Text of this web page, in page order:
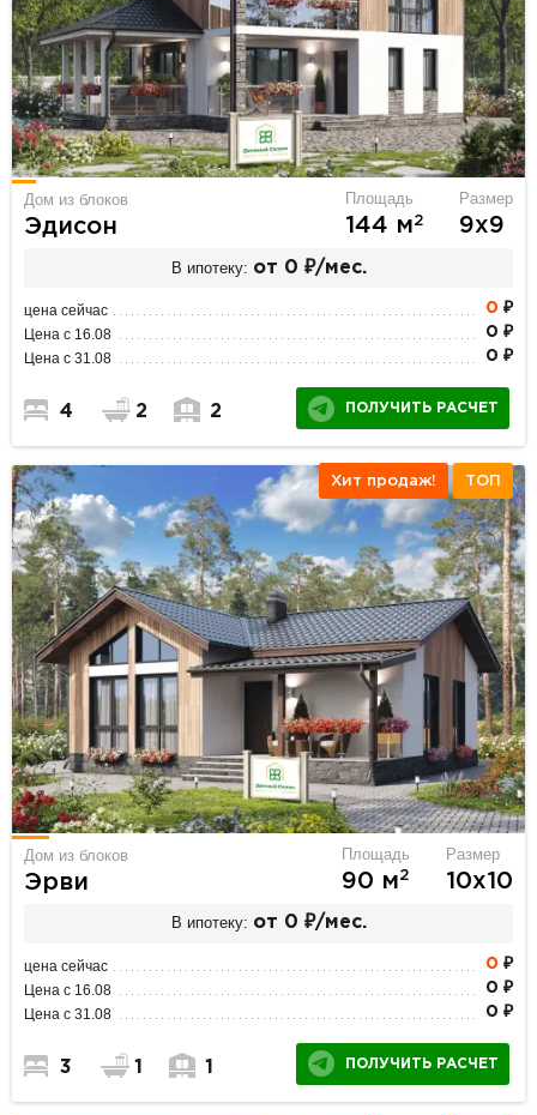
Дом из блоков
Эдисон
Площадь
144 м2
Размер
9х9
В ипотеку: от 0 ₽/мес.
цена сейчас 0 ₽
Цена с 16.08 0 ₽
Цена с 31.08 0 ₽
4 2 2 ПОЛУЧИТЬ РАСЧЕТ
Хит продаж! ТОП
Дом из блоков
Эрви
Площадь
90 м2
Размер
10х10
В ипотеку: от 0 ₽/мес.
цена сейчас 0 ₽
Цена с 16.08 0 ₽
Цена с 31.08 0 ₽
3 1 1 ПОЛУЧИТЬ РАСЧЕТ